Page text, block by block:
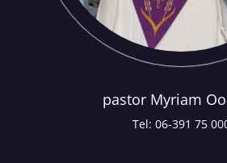
pastor Myriam
Tel: 06-391 75